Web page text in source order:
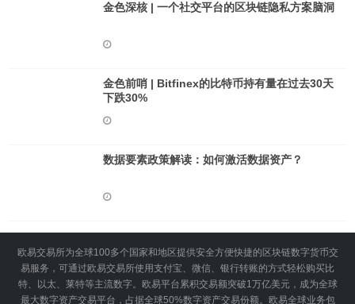
金色深核 | 一个社交平台的区块链隐私方案脑洞
金色前哨 | Bitfinex的比特币持有量在过去30天
下跌30%
数据要素政策解读：如何激活数据资产？
欧易交易所为全球100多个国家和地区提供安全方便快捷的区块链数字货币交
易服务，可通过欧易交易所使用支付宝、微信、银行转账的方式轻松购买比
特、以太、莱特等主流数字。欧易平台累积交易额突破1万亿美元，成为全球
最大数字资产交易平台，占据全球50%数字资产交易份额。欧易全球业务包